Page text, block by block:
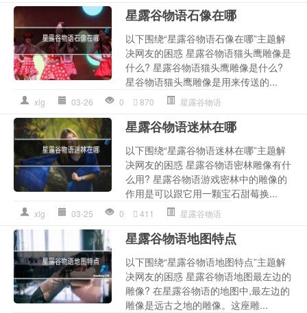
星露谷物语石像在哪
以下围绕“星露谷物语石像在哪”主题解
决网友的困惑 星露谷物语猫头鹰雕像是
什么? 星露谷物语猫头鹰雕像是什么?
星谷物语猫头鹰雕像是用来传送的...
xlg 03-26 0 870 星露谷物语
星露谷物语迷林在哪
以下围绕“星露谷物语迷林在哪”主题解
决网友的困惑 星露谷物语密林雕像有什
么用? 星露谷物语游戏密林中的雕像的
作用是可以跟它用一颗宝石甜莓换...
xlg 03-25 0 411 星露谷物语
星露谷物语地图特点
以下围绕“星露谷物语地图特点”主题解
决网友的困惑 星露谷物语地图最左边的
雕像? 在星露谷物语的地图中,最左边的
雕像是远古之地的雕像。这座雕...